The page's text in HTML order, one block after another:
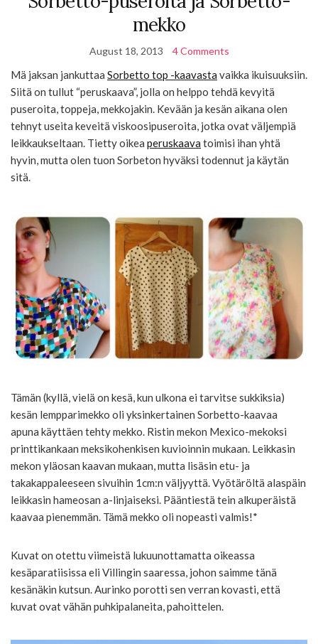
mekko
August 18, 2013 4 Comments
Mä jaksan jankuttaa Sorbetto top -kaavasta vaikka ikuisuuksiin.
Siitä on tullut “peruskaava”, jolla on helppo tehdä kevyitä
puseroita, toppeja, mekkojakin. Kevään ja kesän aikana olen
tehnyt useita keveitä viskoosipuseroita, jotka ovat väljempiä
leikkaukseltaan. Tietty oikea peruskaava toimisi ihan yhtä
hyvin, mutta olen tuon Sorbeton hyväksi todennut ja käytän
sitä.
Tämän (kyllä, vielä on kesä, kun ulkona ei tarvitse sukkiksia)
kesän lempparimekko oli yksinkertainen Sorbetto-kaavaa
apuna käyttäen tehty mekko. Ristin mekon Mexico-mekoksi
printtikankaan meksikohenkisen kuvioinnin mukaan. Leikkasin
mekon yläosan kaavan mukaan, mutta lisäsin etu- ja
takakappaleeseen sivuihin 1cm:n väljyyttä. Vyötäröltä alaspäin
leikkasin hameosan a-linjaiseksi. Pääntiestä tein alkuperäistä
kaavaa pienemmän. Tämä mekko oli nopeasti valmis!*
Kuvat on otettu viimeistä lukuunottamatta oikeassa
kesäparatiisissa eli Villingin saaressa, johon saimme tänä
kesänäkin kutsun. Aurinko porotti sen verran kovasti, että
kuvat ovat vähän puhkipalaneita, pahoittelen.